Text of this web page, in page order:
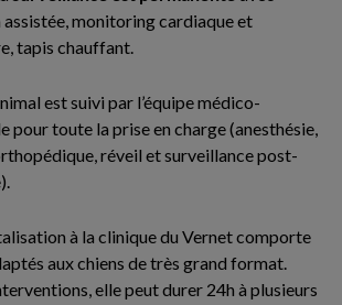
monitoring cardiaque et
tapis chauffant.
est suivi par l’équipe médico-
pour toute la prise en charge (anesthésie,
réveil et surveillance post-
à la clinique du Vernet comporte
aux chiens de très grand format.
elle peut durer 24h à plusieurs